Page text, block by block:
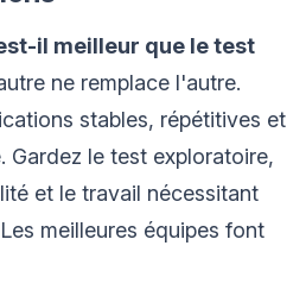
il meilleur que le test
ne remplace l'autre.
stables, répétitives et
Gardez le test exploratoire,
et le travail nécessitant
meilleures équipes font